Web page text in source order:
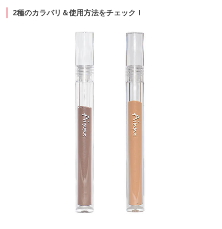
2種のカラバリ＆使用方法をチェック！